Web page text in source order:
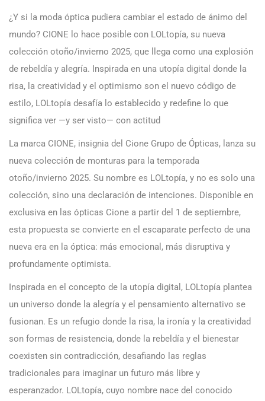
¿Y si la moda óptica pudiera cambiar el estado de ánimo del
mundo? CIONE lo hace posible con LOLtopía, su nueva
colección otoño/invierno 2025, que llega como una explosión
de rebeldía y alegría. Inspirada en una utopía digital donde la
risa, la creatividad y el optimismo son el nuevo código de
estilo, LOLtopía desafía lo establecido y redefine lo que
significa ver —y ser visto— con actitud
La marca CIONE, insignia del Cione Grupo de Ópticas, lanza su
nueva colección de monturas para la temporada
otoño/invierno 2025. Su nombre es LOLtopía, y no es solo una
colección, sino una declaración de intenciones. Disponible en
exclusiva en las ópticas Cione a partir del 1 de septiembre,
esta propuesta se convierte en el escaparate perfecto de una
nueva era en la óptica: más emocional, más disruptiva y
profundamente optimista.
Inspirada en el concepto de la utopía digital, LOLtopía plantea
un universo donde la alegría y el pensamiento alternativo se
fusionan. Es un refugio donde la risa, la ironía y la creatividad
son formas de resistencia, donde la rebeldía y el bienestar
coexisten sin contradicción, desafiando las reglas
tradicionales para imaginar un futuro más libre y
esperanzador. LOLtopía, cuyo nombre nace del conocido